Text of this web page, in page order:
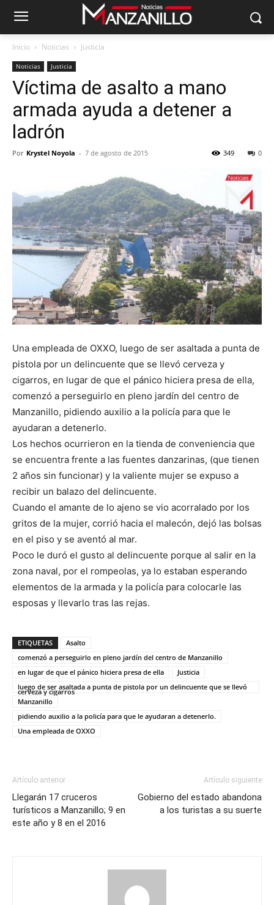
Inicio Noticias Justicia
Noticias Justicia
Víctima de asalto a mano
armada ayuda a detener a
ladrón
Por Krystel Noyola - 7 de agosto de 2015 0
349
Una empleada de OXXO, luego de ser asaltada a punta de
pistola por un delincuente que se llevó cerveza y
cigarros, en lugar de que el pánico hiciera presa de ella,
comenzó a perseguirlo en pleno jardín del centro de
Manzanillo, pidiendo auxilio a la policía para que le
ayudaran a detenerlo.
Los hechos ocurrieron en la tienda de conveniencia que
se encuentra frente a las fuentes danzarinas, (que tienen
2 años sin funcionar) y la valiente mujer se expuso a
recibir un balazo del delincuente.
Cuando el amante de lo ajeno se vio acorralado por los
gritos de la mujer, corrió hacia el malecón, dejó las bolsas
en el piso y se aventó al mar.
Poco le duró el gusto al delincuente porque al salir en la
zona naval, por el rompeolas, ya lo estaban esperando
elementos de la armada y la policía para colocarle las
esposas y llevarlo tras las rejas.
ETIQUETAS
Asalto
comenzó a perseguirlo en pleno jardín del centro de Manzanillo
en lugar de que el pánico hiciera presa de ella
Justicia
luego de ser asaltada a punta de pistola por un delincuente que se llevó
cerveza y cigarros
Manzanillo
pidiendo auxilio a la policía para que le ayudaran a detenerlo.
Una empleada de OXXO
Artículo anterior
Llegarán 17 cruceros
turísticos a Manzanillo; 9 en
este año y 8 en el 2016
Artículo siguiente
Gobierno del estado abandona
a los turistas a su suerte